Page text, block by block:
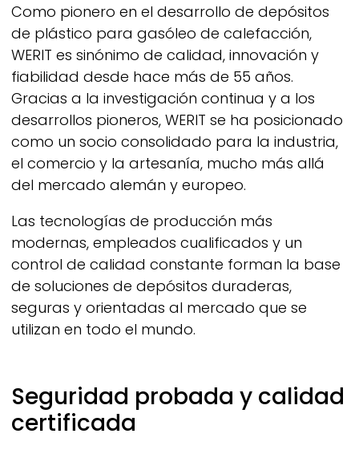
Como pionero en el desarrollo de depósitos
de plástico para gasóleo de calefacción,
WERIT es sinónimo de calidad, innovación y
fiabilidad desde hace más de 55 años.
Gracias a la investigación continua y a los
desarrollos pioneros,WERIT se ha posicionado
como un socio consolidado para la industria,
el comercio y la artesanía, mucho más allá
del mercado alemán y europeo.
Las tecnologías de producción más
modernas, empleados cualificados y un
control de calidad constante forman la base
de soluciones de depósitos duraderas,
seguras y orientadas al mercado que se
utilizan en todo el mundo.
Seguridad probada y calidad
certificada